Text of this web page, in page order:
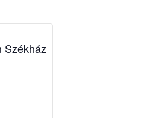
Székház